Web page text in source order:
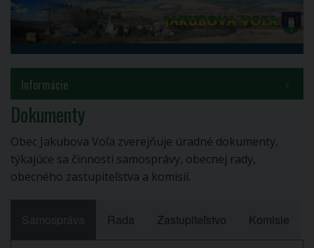
MENU
Informácie
Samospráva
Inštitúcie
Voľby a referendá
Dokumenty
Obec Jakubova Voľa zverejňuje úradné dokumenty,
týkajúce sa činnosti samosprávy, obecnej rady,
obecného zastupiteľstva a komisií.
Rada Zastupiteľstvo Komisie